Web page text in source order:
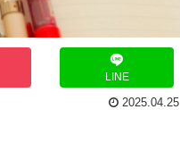
LINE
2025.04.25